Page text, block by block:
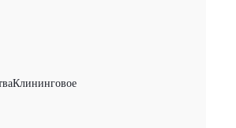
Клининговое